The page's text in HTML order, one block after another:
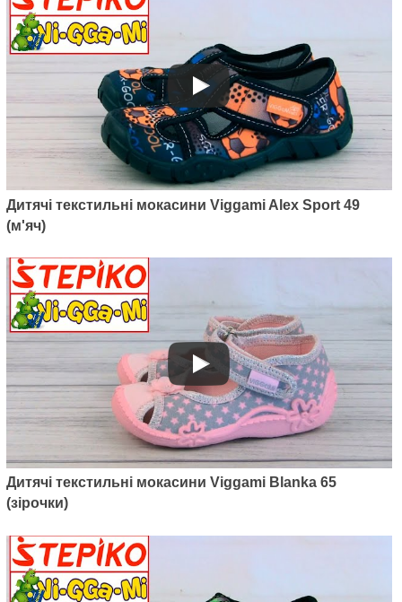
Артикул: BSD17
Дитячі босоніжки Viggami Basia
Druk 17 (синій/рожевий бант)
Артикул: TMD46
Дитячі босоніжки Viggami Tymek
430грн.
Дитячі текстильні мокасини Viggami Alex Sport 49
(м'яч)
Дитячі текстильні мокасини Viggami Blanka 65
(зірочки)